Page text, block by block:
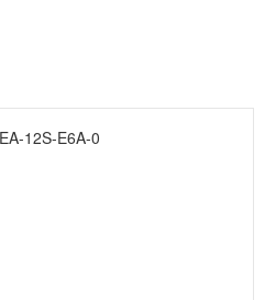
12S-E6A-0